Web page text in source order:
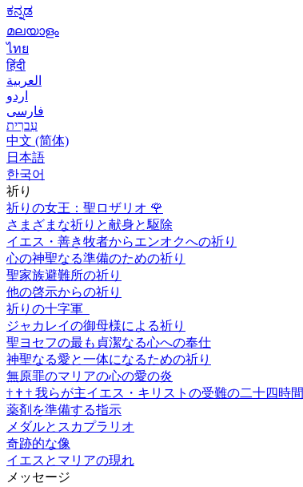
ಕನ್ನಡ
മലയാളം
ไทย
हिंदी
العربية
اردو
فارسی
עִברִית
中文 (简体)
日本語
한국어
祈り
祈りの女王：聖ロザリオ 🌹
さまざまな祈りと献身と駆除
イエス・善き牧者からエンオクへの祈り
心の神聖なる準備のための祈り
聖家族避難所の祈り
他の啓示からの祈り
祈りの十字軍
ジャカレイの御母様による祈り
聖ヨセフの最も貞潔なる心への奉仕
神聖なる愛と一体になるための祈り
無原罪のマリアの心の愛の炎
† † † 我らが主イエス・キリストの受難の二十四時間
薬剤を準備する指示
メダルとスカプラリオ
奇跡的な像
イエスとマリアの現れ
メッセージ